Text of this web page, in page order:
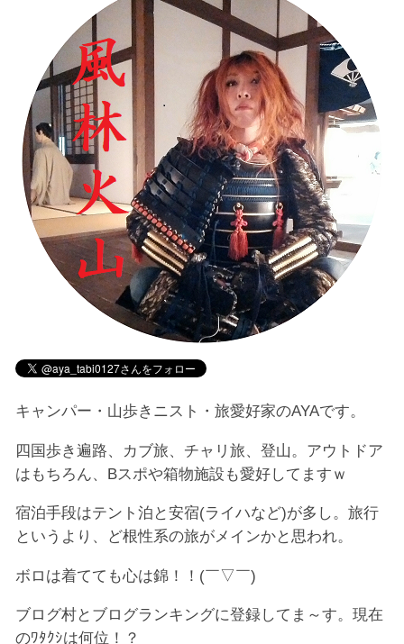
キャンパー・山歩きニスト・旅愛好家のAYAです。
四国歩き遍路、カブ旅、チャリ旅、登山。アウトドア
はもちろん、Bスポや箱物施設も愛好してますｗ
宿泊手段はテント泊と安宿(ライハなど)が多し。旅行
というより、ど根性系の旅がメインかと思われ。
ボロは着てても心は錦！！(￣▽￣)
ブログ村とブログランキングに登録してま～す。現在
のﾜﾀｸｼは何位！？